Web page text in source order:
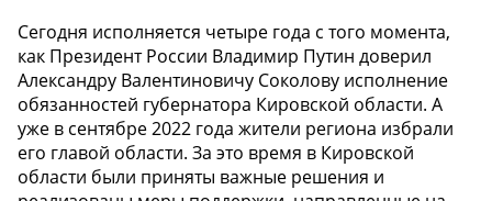
Сегодня исполняется четыре года с того момента,
как Президент России Владимир Путин доверил
Александру Валентиновичу Соколову исполнение
обязанностей губернатора Кировской области. А
уже в сентябре 2022 года жители региона избрали
его главой области. За это время в Кировской
области были приняты важные решения и